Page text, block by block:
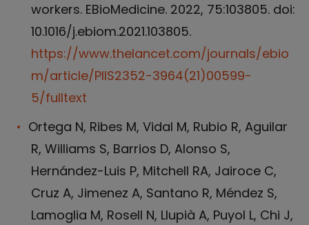
workers. EBioMedicine. 2022, 75:103805. doi:
10.1016/j.ebiom.2021.103805.
https://www.thelancet.com/journals/ebio
m/article/PIIS2352-3964(21)00599-
5/fulltext
Ortega N, Ribes M, Vidal M, Rubio R, Aguilar
R, Williams S, Barrios D, Alonso S,
Hernández-Luis P, Mitchell RA, Jairoce C,
Cruz A, Jimenez A, Santano R, Méndez S,
Lamoglia M, Rosell N, Llupià A, Puyol L, Chi J,